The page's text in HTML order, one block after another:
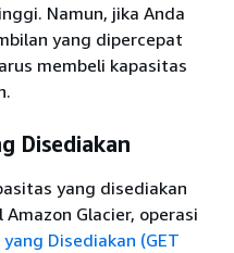
Namun, jika Anda
yang dipercepat
membeli kapasitas
Disediakan
yang disediakan
Glacier, operasi
Disediakan (GET